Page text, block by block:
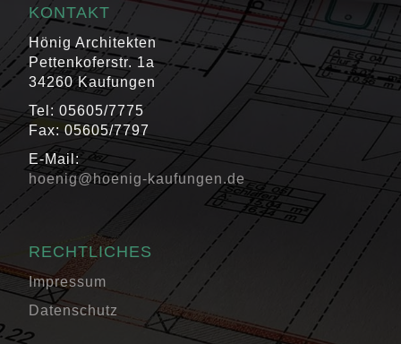
KONTAKT
Hönig Architekten
Pettenkoferstr. 1a
34260 Kaufungen
Tel: 05605/7775
Fax: 05605/7797
E-Mail:
hoenig@hoenig-kaufungen.de
RECHTLICHES
Impressum
Datenschutz